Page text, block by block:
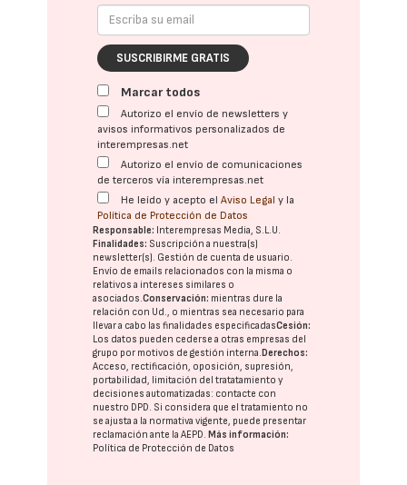
SUSCRIBIRME GRATIS
Marcar todos
Autorizo el envío de newsletters y
avisos informativos personalizados de
interempresas.net
Autorizo el envío de comunicaciones
de terceros vía interempresas.net
He leído y acepto elAviso Legal y la
Política de Protección de Datos
Responsable: Interempresas Media, S.L.U.
Finalidades: Suscripción a nuestra(s)
newsletter(s). Gestión de cuenta de usuario.
Envío de emails relacionados con la misma o
relativos a intereses similares o
asociados.Conservación: mientras dure la
relación con Ud., o mientras sea necesario para
llevar a cabo las finalidades especificadasCesión:
Los datos pueden cederse a otras empresas del
grupo por motivos de gestión interna.Derechos:
Acceso, rectificación, oposición, supresión,
portabilidad, limitación del tratatamiento y
decisiones automatizadas: contacte con
nuestro DPD. Si considera que el tratamiento no
se ajusta a la normativa vigente, puede presentar
reclamación ante laAEPD.Más información:
Política de Protección de Datos